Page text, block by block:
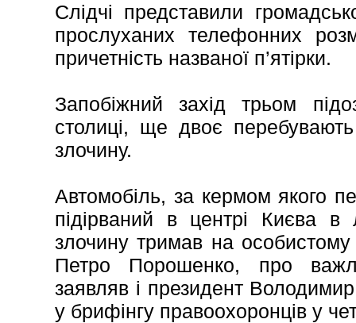
Слідчі представили
прослуханих телефонних
причетність названої п’ятірки.
Запобіжний захід трьом
столиці, ще двоє
злочину.
Автомобіль, за кермом якого
підірваний в центрі Києва в
злочину тримав на особистому
Петро Порошенко, про
заявляв і президент
у брифінгу правоохоронців у